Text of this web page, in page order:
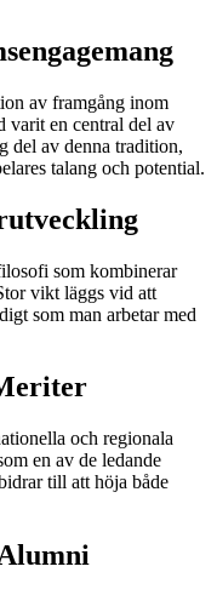
av framgång inom
varit en central del av
del av denna tradition,
talang och potential.
som kombinerar
vikt läggs vid att
som man arbetar med
och regionala
en av de ledande
till att höja både